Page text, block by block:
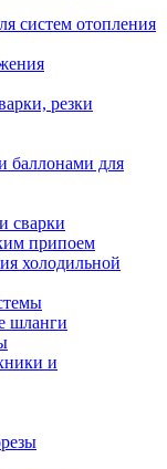
систем отопления
резки
баллонами для
сварки
припоем
холодильной
шланги
и